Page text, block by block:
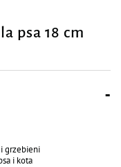
psa 18 cm
grzebieni
i kota